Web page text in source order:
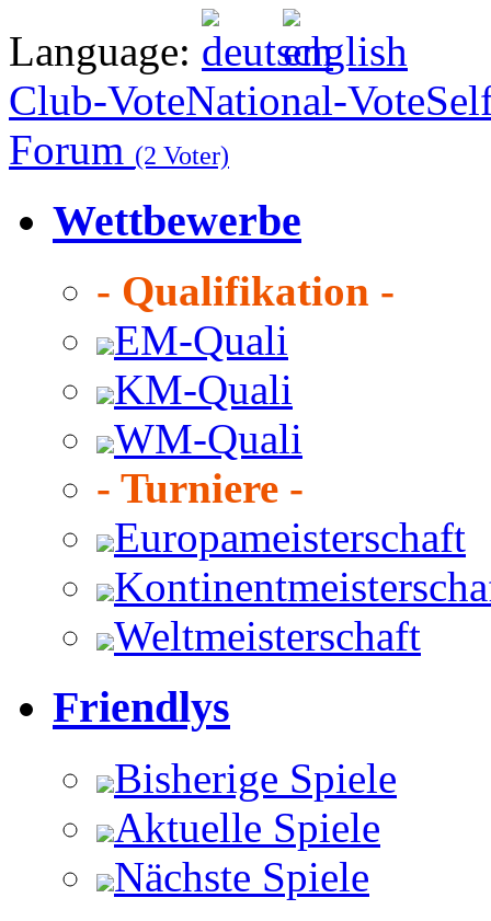
Language:
Club-VoteNational-Vote
Forum (2 Voter)
Wettbewerbe
- Qualifikation -
EM-Quali
KM-Quali
WM-Quali
- Turniere -
Europameisterschaft
Weltmeisterschaft
Friendlys
Bisherige Spiele
Aktuelle Spiele
Nächste Spiele